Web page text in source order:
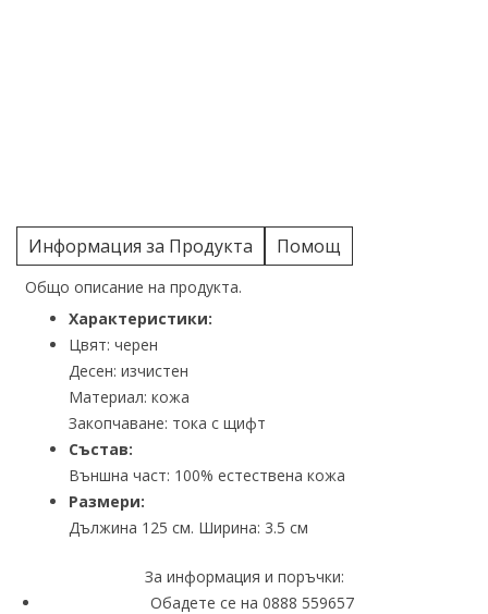
Информация за Продукта Помощ
Общо описание на продукта.
Характеристики:
Цвят: черен
Десен: изчистен
Материал: кожа
Закопчаване: тока с щифт
Състав:
Външна част: 100% естествена кожа
Размери:
Дължина 125 см. Ширина: 3.5 см
За информация и поръчки:
Обадете се на 0888 559657